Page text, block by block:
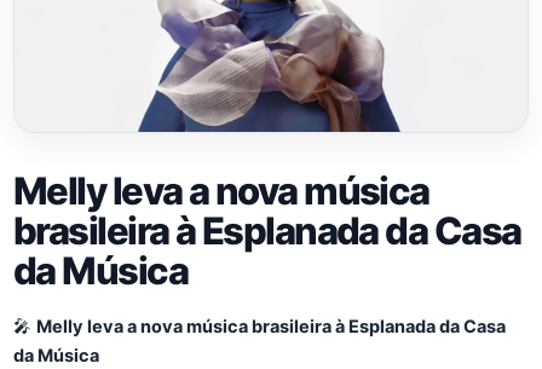
Melly leva a nova música
brasileira à Esplanada da Casa
da Música
🎤 Melly leva a nova música brasileira à Esplanada da Casa
da Música